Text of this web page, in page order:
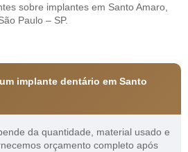
sobre implantes em Santo Amaro,
Paulo – SP.
implante dentário em Santo
da quantidade, material usado e
orçamento completo após